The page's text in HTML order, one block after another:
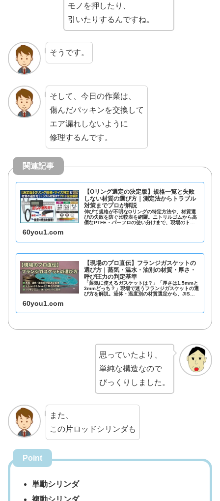
モノを押したり、
引いたりするんですね。
そうです。
そして、今日の作業は、
傷んだパッキンを交換して
エア漏れしないように
修理するんです。
関連記事
【Oリング選定の決定版】規格一覧と失敗
しない材質の選び方｜測定法からトラブル
対策までプロが解説
伸びて規格が不明なOリングの特定方法や、材質選
びの失敗を防ぐ比較表を網羅。ニトリルゴムから高
価なPTFE・パーフロの使い分けまで、現場のトラ
60you1.com
【現場のプロ直伝】フランジガスケットの
選び方｜蒸気・温水・油別の材質・厚さ・
呼び圧力の判定基準
「蒸気に使えるガスケットは？」「厚さは1.5mmと
3mmどっち？」現場で迷うフランジガスケットの選
び方を解説。流体・温度別の材質選定から、JIS呼
60you1.com
思っていたより、
単純な構造なので
びっくりしました。
また、
この片ロッドシリンダも
Point
単動シリンダ
複動シリンダ